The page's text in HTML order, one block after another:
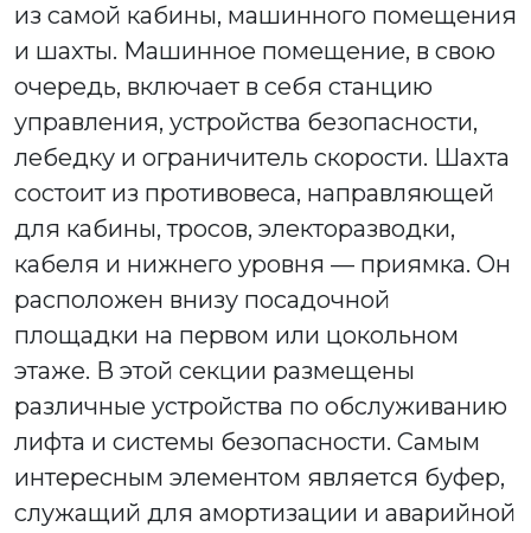
из самой кабины, машинного помещения
и шахты. Машинное помещение, в свою
очередь, включает в себя станцию
управления, устройства безопасности,
лебедку и ограничитель скорости. Шахта
состоит из противовеса, направляющей
для кабины, тросов, электоразводки,
кабеля и нижнего уровня — приямка. Он
расположен внизу посадочной
площадки на первом или цокольном
этаже. В этой секции размещены
различные устройства по обслуживанию
лифта и системы безопасности. Самым
интересным элементом является буфер,
служащий для амортизации и аварийной